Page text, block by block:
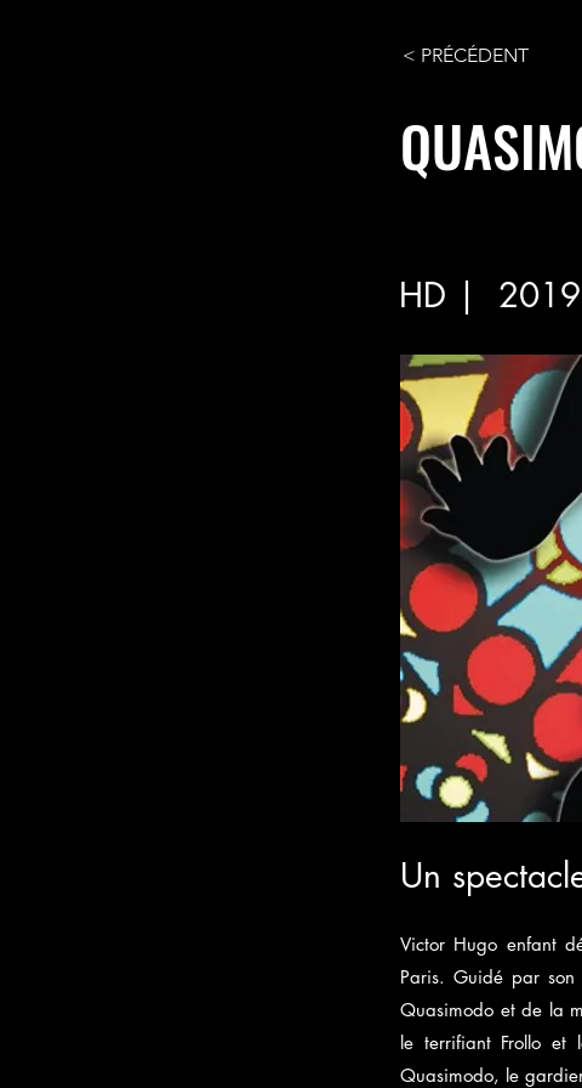
< PRÉCÉDENT
HD | 2019
Un
Victor Hugo enfant
Paris. Guidé par
Quasimodo et de la
le terrifiant Frollo et
Quasimodo, le